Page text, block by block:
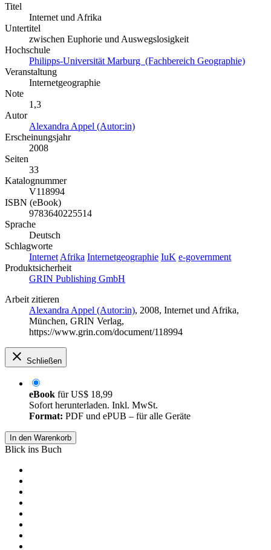
Titel
Internet und Afrika
Untertitel
zwischen Euphorie und Auswegslosigkeit
Hochschule
Philipps-Universität Marburg (Fachbereich Geographie)
Veranstaltung
Internetgeographie
Note
1,3
Autor
Alexandra Appel (Autor:in)
Erscheinungsjahr
2008
Seiten
33
Katalognummer
V118994
ISBN (eBook)
9783640225514
Sprache
Deutsch
Schlagworte
Internet Afrika Internetgeographie IuK e-government
Produktsicherheit
GRIN Publishing GmbH
Arbeit zitieren
Alexandra Appel (Autor:in), 2008, Internet und Afrika,
München, GRIN Verlag,
https://www.grin.com/document/118994
Schließen
eBook fürUS$ 18,99
Sofort herunterladen. Inkl. MwSt.
Format: PDF und ePUB – für alle Geräte
In den Warenkorb
Blick ins Buch